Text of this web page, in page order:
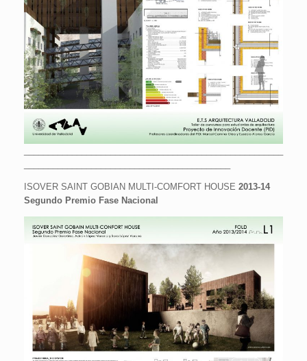
ISOVER SAINT GOBIAN MULTI-COMFORT HOUSE 2013-14
Segundo Premio Fase Nacional